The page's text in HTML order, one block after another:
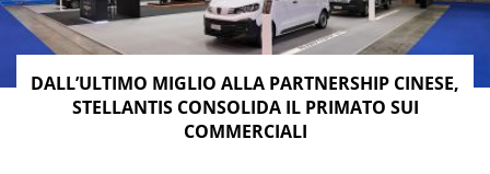
DALL’ULTIMO MIGLIO ALLA PARTNERSHIP CINESE,
STELLANTIS CONSOLIDA IL PRIMATO SUI
COMMERCIALI